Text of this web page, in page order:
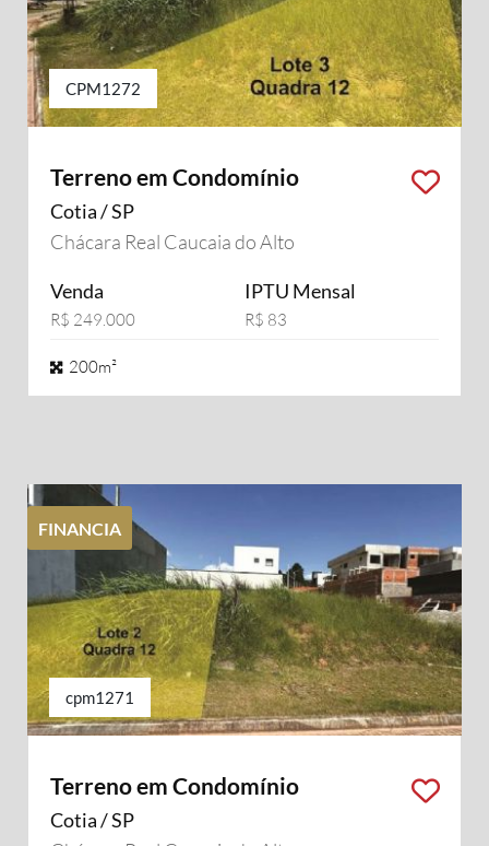
CPM1272
Terreno em Condomínio
Cotia / SP
Chácara Real Caucaia do Alto
Venda
R$ 249.000
IPTU Mensal
R$ 83
200m²
FINANCIA
cpm1271
Terreno em Condomínio
Cotia / SP